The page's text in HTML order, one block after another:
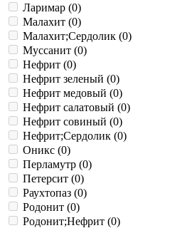
Ларимар (0)
Малахит (0)
Малахит;Сердолик (0)
Муссанит (0)
Нефрит (0)
Нефрит зеленый (0)
Нефрит медовый (0)
Нефрит салатовый (0)
Нефрит совиный (0)
Нефрит;Сердолик (0)
Оникс (0)
Перламутр (0)
Петерсит (0)
Раухтопаз (0)
Родонит (0)
Родонит;Нефрит (0)